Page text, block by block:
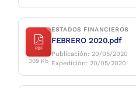
PDF
309 Kb
ESTADOS FINANCIEROS
FEBRERO 2020.pdf
Publicación: 20/05/2020
Expedición: 20/05/2020